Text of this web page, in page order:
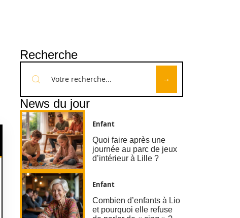
Recherche
News du jour
Enfant
Quoi faire après une
journée au parc de jeux
d’intérieur à Lille ?
Enfant
Combien d’enfants à Lio
et pourquoi elle refuse